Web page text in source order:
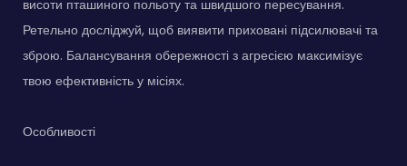
висоти пташиного польоту та швидшого пересування.
Ретельно досліджуй, щоб виявити приховані підсилювачі та
зброю. Балансування обережності з агресією максимізує
твою ефективність у місіях.
Особливості